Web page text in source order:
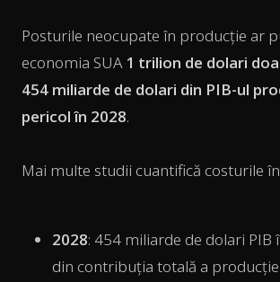
Posturile neocupate în producție ar
economia SUA 1 trilion de dolari
454 miliarde de dolari din PIB-ul
pericol în 2028.
Mai multe studii cuantifică costurile
2028: 454 miliarde de dolari PIB
din contribuția totală a